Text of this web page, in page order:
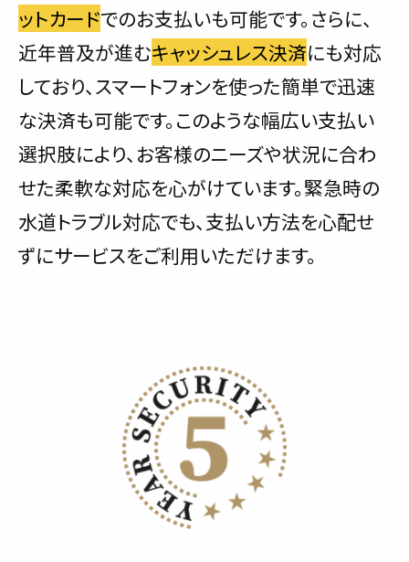
ットカードでのお支払いも可能です。さらに、
近年普及が進むキャッシュレス決済にも対応
しており、スマートフォンを使った簡単で迅速
な決済も可能です。このような幅広い支払い
選択肢により、お客様のニーズや状況に合わ
せた柔軟な対応を心がけています。緊急時の
水道トラブル対応でも、支払い方法を心配せ
ずにサービスをご利用いただけます。